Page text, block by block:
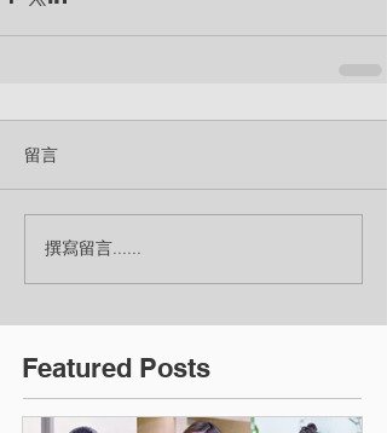
留言
撰寫留言......
Featured Posts